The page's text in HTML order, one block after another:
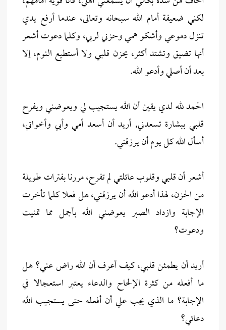
لكني ضعيفة أمام الله سبحانه وتعالى، عندما أرفع يدي
تنزل دموعي وأشكو همي وحزني لربي، وكلما دعوت أشعر
أنها تضيق وتشتد أكثر، يحزن قلبي ولا أستطيع النوم، إلا
بعد أن أصلي وأدعو الله.
الحمد لله لدي يقين أن الله يستجيب لي ويعوضني ويفرح
قلبي ببشارة تسعدني, أريد أن أسعد أمي وأبي وأخواتي،
أسأل الله كل يوم أن يرزقني.
أشعر أن قلبي وقلوب عائلتي لم تفرح، مررنا بفترات طويلة
من الحزن، لهذا أدعو الله أن يرزقني، هل فعلا كلما تأخرت
الإجابة وازداد الصبر يعوضني الله بأجمل مما تمنيت
ودعوت؟
أريد أن يطمئن قلبي، كيف أعرف أن الله راض عني؟ هل
ما أفعله من كثرة الإلحاح والدعاء يعتبر استعجالا في
الإجابة؟ ما الذي يجب علي أن أفعله حتى يستجيب الله
دعائي؟